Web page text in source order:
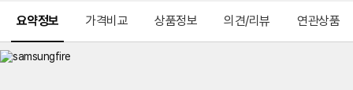
요약정보 가격비교 상품정보 의견/리뷰 연관상품